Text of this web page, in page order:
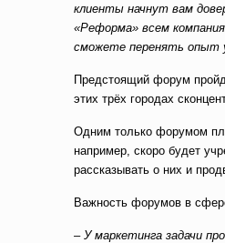
клиенты начнут вам
«Реформа» всем
сможете перенять опыт
Предстоящий форум
этих трёх городах
Одним только форумом
например, скоро будет
рассказывать о них и
Важность форумов в
– У маркетинга задачи